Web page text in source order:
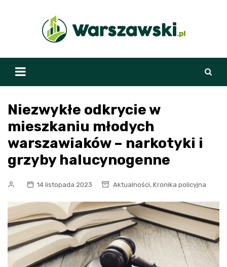
Niezwykłe odkrycie w
mieszkaniu młodych
warszawiaków – narkotyki i
grzyby halucynogenne
14 listopada 2023 Aktualności, Kronika policyjna